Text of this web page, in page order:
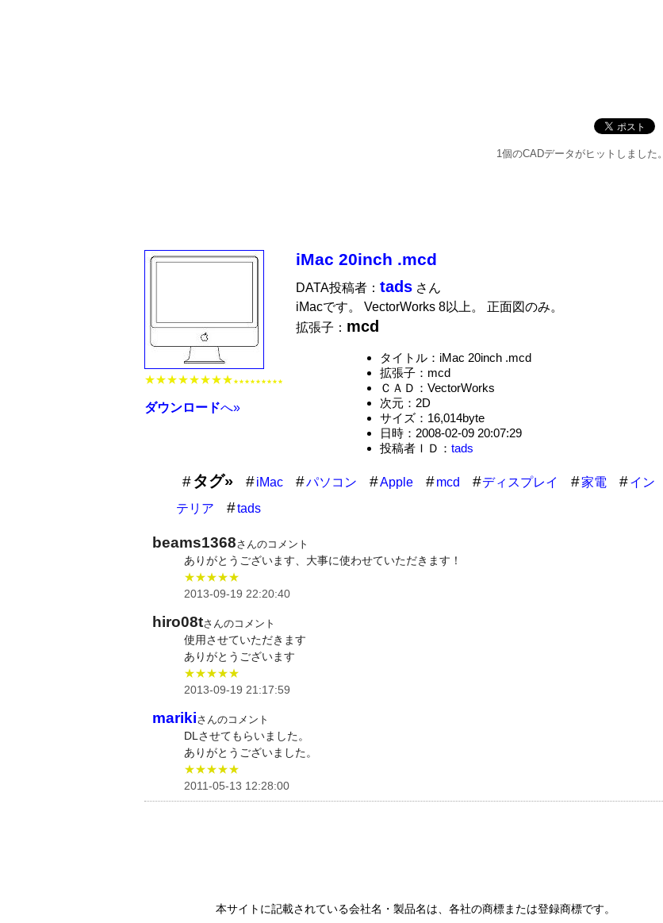
1個のCADデータがヒットしました。
★★★★★★★★ ★★★★★★★★★
ダウンロードへ»
iMac 20inch .mcd
DATA投稿者： tads さん
iMacです。 VectorWorks 8以上。 正面図のみ。
拡張子： mcd
タイトル：iMac 20inch .mcd
拡張子：mcd
ＣＡＤ：VectorWorks
次元：2D
サイズ：16,014byte
日時：2008-02-09 20:07:29
投稿者ＩＤ： tads
タグ» iMac パソコン Apple mcd ディスプレイ 家電
イン
テリア
tads
beams1368さんのコメント
ありがとうございます、大事に使わせていただきます！
★★★★★
2013-09-19 22:20:40
hiro08tさんのコメント
使用させていただきます
ありがとうございます
★★★★★
2013-09-19 21:17:59
marikiさんのコメント
DLさせてもらいました。
ありがとうございました。
★★★★★
2011-05-13 12:28:00
本サイトに記載されている会社名・製品名は、各社の商標または登録商標です。